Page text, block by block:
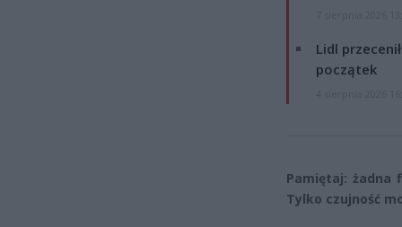
Lidl
początek
Pamiętaj: żadna
Tylko czujność